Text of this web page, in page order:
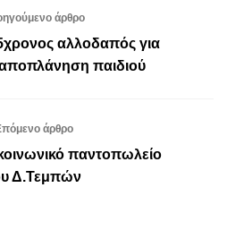
άρθρο
αλλοδαπός για
παιδιού
άρθρο
παντοπωλείο
Δ.Τεμπών